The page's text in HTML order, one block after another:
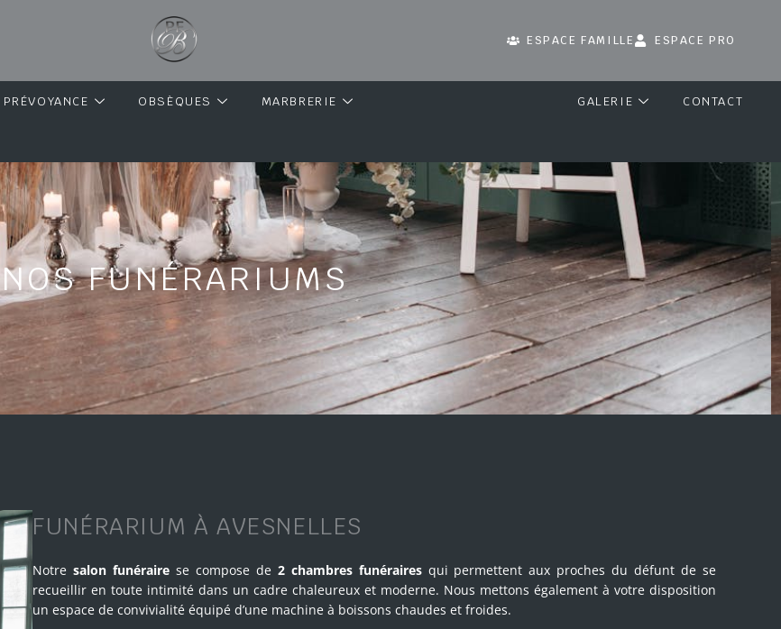
ESPACE FAMILLE ESPACE PRO
PRÉVOYANCE OBSÈQUES MARBRERIE GALERIE CONTACT
NOS FUNÉRARIUMS
FUNÉRARIUM À AVESNELLES
Notresalon funérairese compose de 2 chambres funérairesqui permettent aux proches du défunt de se
recueillir en toute intimité dans un cadre chaleureux et moderne. Nous mettons également à votre disposition
un espace de convivialité équipé d’une machine à boissons chaudes et froides.